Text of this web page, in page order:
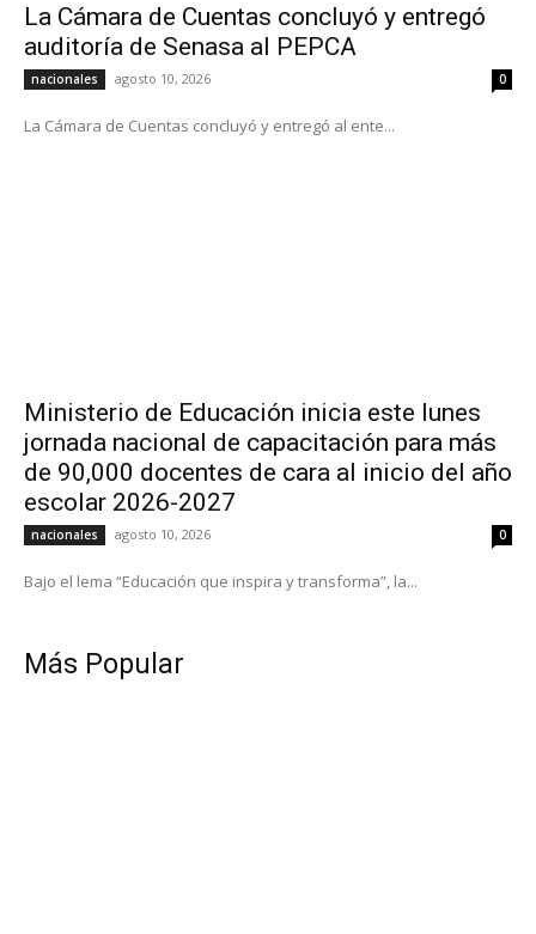
La Cámara de Cuentas concluyó y entregó
auditoría de Senasa al PEPCA
nacionales agosto 10, 2026 0
La Cámara de Cuentas concluyó y entregó al ente...
Ministerio de Educación inicia este lunes
jornada nacional de capacitación para más
de 90,000 docentes de cara al inicio del año
escolar 2026-2027
nacionales agosto 10, 2026 0
Bajo el lema “Educación que inspira y transforma”, la...
Más Popular